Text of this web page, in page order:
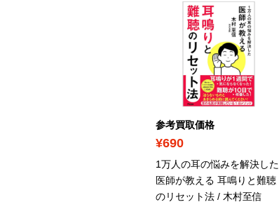
参考買取価格
¥690
1万人の耳の悩みを解決した
医師が教える 耳鳴りと難聴
のリセット法 / 木村至信